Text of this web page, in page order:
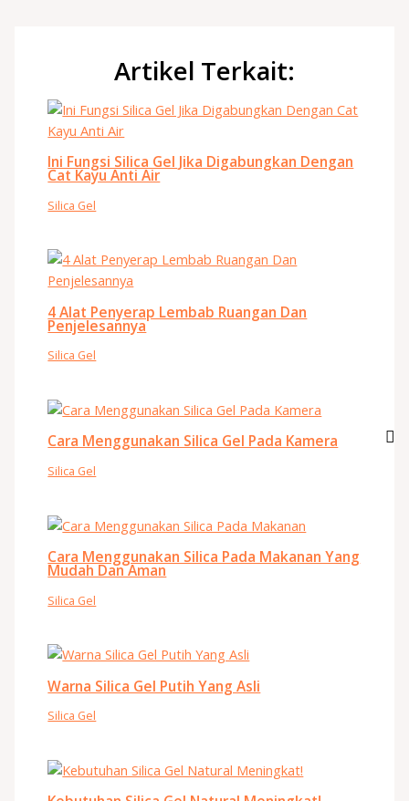
Artikel Terkait:
Ini Fungsi Silica Gel Jika Digabungkan Dengan
Cat Kayu Anti Air
Silica Gel
4 Alat Penyerap Lembab Ruangan Dan
Penjelesannya
Silica Gel
Cara Menggunakan Silica Gel Pada Kamera
Silica Gel
Cara Menggunakan Silica Pada Makanan Yang
Mudah Dan Aman
Silica Gel
Warna Silica Gel Putih Yang Asli
Silica Gel